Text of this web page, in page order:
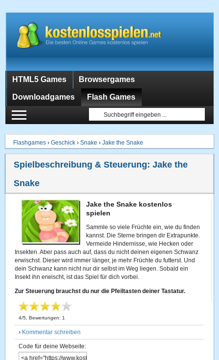
HTML5 Games Browsergames
Downloadgames Flash Games
Flashgames ›Geschick ›Snake ›Jake the Snake
Spielbeschreibung & Steuerung:Jake the
Snake
Jake the Snake kostenlos
spielen
Sammle so viele Früchte ein, wie du finden
kannst. Die Sterne bringen dir Extrapunkte.
Vermeide Hindernisse, wie Hecken oder
Insekten. Aber pass auch auf, dass du nicht deinen eigenen Schwanz
erwischst. Dieser wird immer länger, je mehr Früchte du futterst. Und
dein Schwanz kann nicht nur dir selbst im Weg liegen. Sobald ein
Insekt ihn erwischt, ist das Spiel für dich vorbei.
Zur Steuerung brauchst du nur die Pfeiltasten deiner Tastatur.
4/5 , Bewertungen: 1
› Kommentar schreiben
Code für deine Webseite: